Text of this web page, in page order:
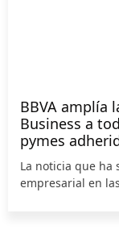
BBVA amplía
Business a
pymes
La noticia que ha
empresarial en